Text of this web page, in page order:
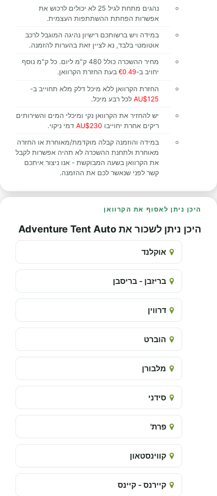
נהגים מתחת לגיל 25 לא יכולים לרכוש את
אפשרות הפחתת ההשתתפות העצמית.
במידה ויש ברשותכם רישיון נהיגה המוגבל לרכב
אוטומטי בלבד, נא לציין זאת בהערות להזמנה.
מחיר ההשכרה כולל 480 ק"מ ליום. כל ק"מ נוסף
יחויב ב-€0.49 בעת החזרת הקרוואן.
החזרת הקרוואן ללא מיכל דלק מלא תחוייב ב-
AU$125 לכל רבע מיכל.
יש להחזיר את הקרוואן נקי ומיכלי המים והשירותים
ריקים אחרת יחוייבו AU$230 דמי ניקוי.
במידה והוזמנה קבלה מוקדמת/מאוחרת או החזרה
מאוחרת ולתחנת ההשכרה לא תהיה אפשרות לקבל
את הקרוואן בשעה המבוקשת - אנו ניצור איתכם
קשר לפני שנאשר לכם את ההזמנה.
היכן ניתן לאסוף את הקרוואן
היכן ניתן לשכור את Adventure Tent Auto
אוקלנד
בריזבן - בריסבן
דרווין
הוברט
מלבורן
סידני
פרת'
קווינסטאון
קיירנס - קיינס